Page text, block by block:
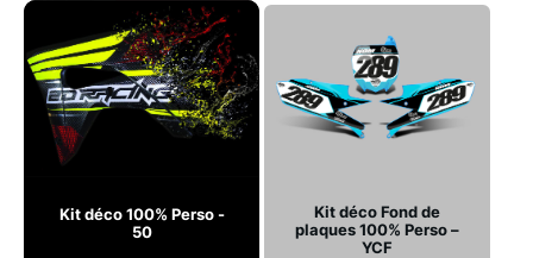
Kit déco 100% Perso -
50
Kit déco Fond de
plaques 100% Perso –
YCF